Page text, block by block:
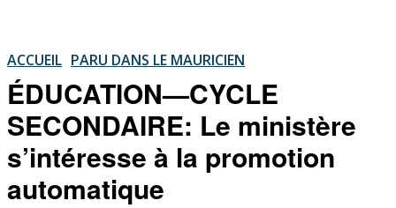
ACCUEIL PARU DANS LE MAURICIEN
ÉDUCATION—CYCLE
SECONDAIRE: Le ministère
s’intéresse à la promotion
automatique